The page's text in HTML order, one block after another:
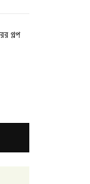
গল্প